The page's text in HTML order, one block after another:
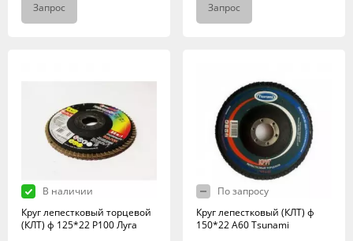
Запрос Запрос
В наличии
Круг лепестковый торцевой
(КЛТ) ф 125*22 Р100 Луга
По запросу
Круг лепестковый (КЛТ) ф
150*22 А60 Tsunami